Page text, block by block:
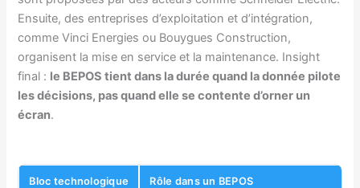
Ensuite, des entreprises d’exploitation et d’intégration,
comme Vinci Energies ou Bouygues Construction,
organisent la mise en service et la maintenance. Insight
final : le BEPOS tient dans la durée quand la donnée pilote
les décisions, pas quand elle se contente d’orner un
écran.
Bloc technologique Rôle dans un BEPOS